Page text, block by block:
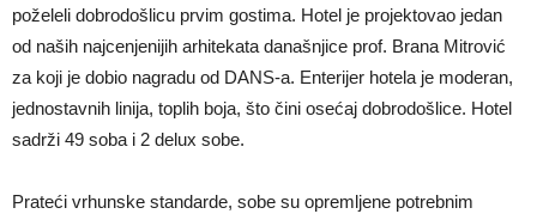
poželeli dobrodošlicu prvim gostima. Hotel je projektovao jedan
od naših najcenjenijih arhitekata današnjice prof. Brana Mitrović
za koji je dobio nagradu od DANS-a. Enterijer hotela je moderan,
jednostavnih linija, toplih boja, što čini osećaj dobrodošlice. Hotel
sadrži 49 soba i 2 delux sobe.
Prateći vrhunske standarde, sobe su opremljene potrebnim